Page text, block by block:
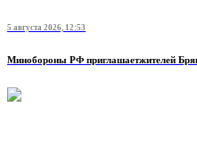
5 августа 2026, 12:53
Минобoроны РФ приглaшaетжитeлeй